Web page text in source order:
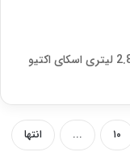
شرکت مزدا برای محصول جدید خود یک موتور 2.8 لیتری اسکای اکتیو
۱۰ ... انتها